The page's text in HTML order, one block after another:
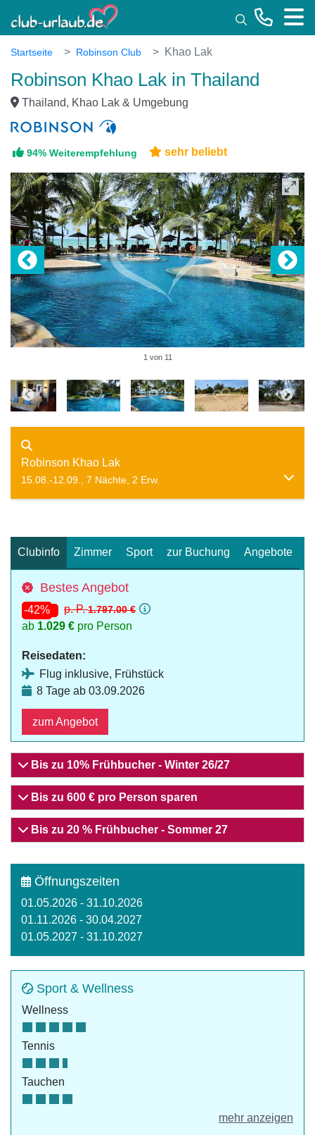
Startseite Robinson Club Khao Lak
Robinson Khao Lak in Thailand
Thailand, Khao Lak & Umgebung
94% Weiterempfehlung sehr beliebt
1 von 11
Robinson Khao Lak
15.08.-12.09., 7 Nächte, 2 Erw.
Clubinfo Zimmer Sport zur Buchung Angebote
Bestes Angebot
-42% p. P.1.797.00 €
ab 1.029 € pro Person
Reisedaten:
Flug inklusive, Frühstück
8 Tage ab 03.09.2026
zum Angebot
Bis zu 10% Frühbucher - Winter 26/27
Bis zu 600 € pro Person sparen
Bis zu 20 % Frühbucher - Sommer 27
Öffnungszeiten
01.05.2026 - 31.10.2026
01.11.2026 - 30.04.2027
01.05.2027 - 31.10.2027
Sport & Wellness
Wellness
Tennis
Tauchen
mehr anzeigen